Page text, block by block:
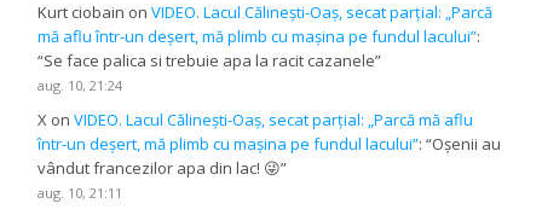
Kurt ciobain onVIDEO. Lacul Călinești-Oaș, secat parțial: „Parcă
mă aflu într-un deșert, mă plimb cu mașina pe fundul lacului”:
“Se face palica si trebuie apa la racit cazanele”
aug. 10, 21:24
X onVIDEO. Lacul Călinești-Oaș, secat parțial: „Parcă mă aflu
într-un deșert, mă plimb cu mașina pe fundul lacului”: “Oșenii au
vândut francezilor apa din lac! 😜”
aug. 10, 21:11